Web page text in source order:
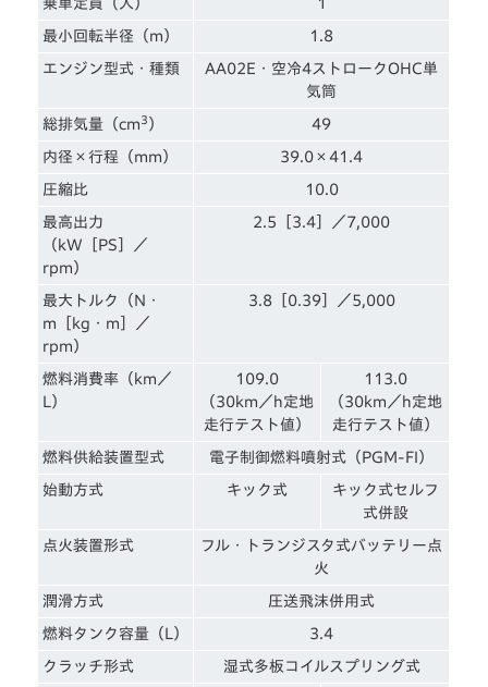
乗車定員（人） 1
最小回転半径（m） 1.8
エンジン型式・種類
AA02E・空冷4ストロークOHC単
気筒
総排気量（cm 3 ） 49
内径×行程（mm） 39.0×41.4
圧縮比 10.0
最高出力
（kW［PS］／
rpm）
2.5［3.4］／7,000
最大トルク（N・
m［kg・m］／
rpm）
3.8［0.39］／5,000
燃料消費率（km／
L）
109.0
（30km／h定地
走行テスト値）
113.0
（30km／h定地
走行テスト値）
燃料供給装置型式 電子制御燃料噴射式（PGM-FI）
始動方式 キック式
キック式セルフ
式併設
点火装置形式
フル・トランジスタ式バッテリー点
火
潤滑方式 圧送飛沫併用式
燃料タンク容量（L） 3.4
クラッチ形式 湿式多板コイルスプリング式